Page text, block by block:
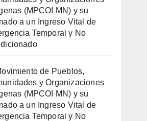
(MPCOI MN) y su
a un Ingreso Vital de
Temporal y No
de Pueblos,
y Organizaciones
(MPCOI MN) y su
a un Ingreso Vital de
Temporal y No